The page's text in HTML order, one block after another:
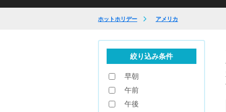
ホットホリデー アメリカ
絞り込み条件
早朝
午前
午後